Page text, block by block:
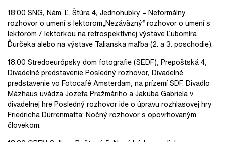
18:00 SNG, Nám. Ľ. Štúra 4, Jednohubky – Neformálny
rozhovor o umení s lektorom„Nezáväzný“ rozhovor o umení s
lektorom / lektorkou na retrospektívnej výstave Ľubomíra
Ďurčeka alebo na výstave Talianska maľba (2. a 3. poschodie).
18:00 Stredoeurópsky dom fotografie (SEDF), Prepoštská 4,
Divadelné predstavenie Posledný rozhovor, Divadelné
predstavenie vo Fotocafé Amsterdam, na prízemí SDF. Divadlo
Mázhaus uvádza Jozefa Pražmáriho a Jakuba Gabriela v
divadelnej hre Posledný rozhovor ide o úpravu rozhlasovej hry
Friedricha Dürrenmatta: Nočný rozhovor s opovrhovaným
človekom.